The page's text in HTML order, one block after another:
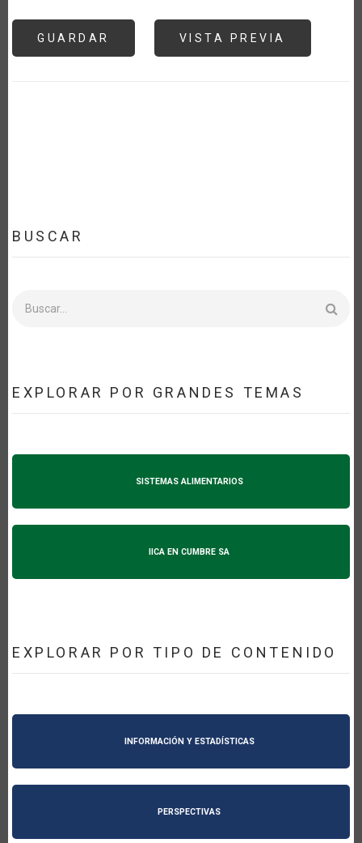
BUSCAR
EXPLORAR POR GRANDES TEMAS
SISTEMAS ALIMENTARIOS
IICA EN CUMBRE SA
EXPLORAR POR TIPO DE CONTENIDO
INFORMACIÓN Y ESTADÍSTICAS
PERSPECTIVAS